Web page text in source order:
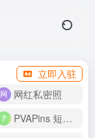
立即入驻
网红私密照
PVAPins 短信接码平台